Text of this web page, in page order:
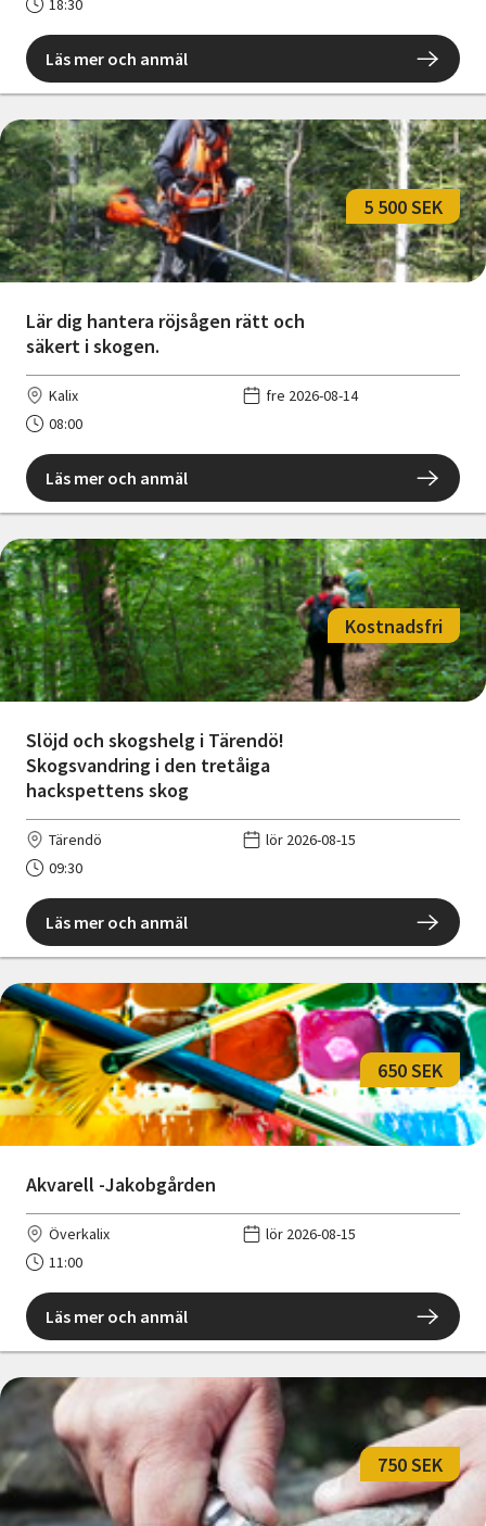
18:30
Läs mer och anmäl
Lär dig hantera röjsågen rätt och
säkert i skogen.
5 500 SEK
Kalix
fre 2026-08-14
08:00
Läs mer och anmäl
Slöjd och skogshelg i Tärendö!
Skogsvandring i den tretåiga
hackspettens skog
Kostnadsfri
Tärendö
lör 2026-08-15
09:30
Läs mer och anmäl
Akvarell -Jakobgården
650 SEK
Överkalix
lör 2026-08-15
11:00
Läs mer och anmäl
750 SEK